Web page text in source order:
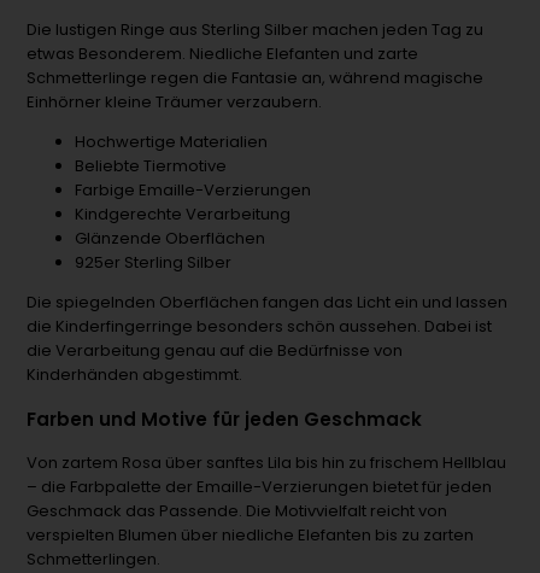
Die lustigen Ringe aus Sterling Silber machen jeden Tag zu
etwas Besonderem. Niedliche Elefanten und zarte
Schmetterlinge regen die Fantasie an, während magische
Einhörner kleine Träumer verzaubern.
Hochwertige Materialien
Beliebte Tiermotive
Farbige Emaille-Verzierungen
Kindgerechte Verarbeitung
Glänzende Oberflächen
925er Sterling Silber
Die spiegelnden Oberflächen fangen das Licht ein und lassen
die Kinderfingerringe besonders schön aussehen. Dabei ist
die Verarbeitung genau auf die Bedürfnisse von
Kinderhänden abgestimmt.
Farben und Motive für jeden Geschmack
Von zartem Rosa über sanftes Lila bis hin zu frischem Hellblau
– die Farbpalette der Emaille-Verzierungen bietet für jeden
Geschmack das Passende. Die Motivvielfalt reicht von
verspielten Blumen über niedliche Elefanten bis zu zarten
Schmetterlingen.